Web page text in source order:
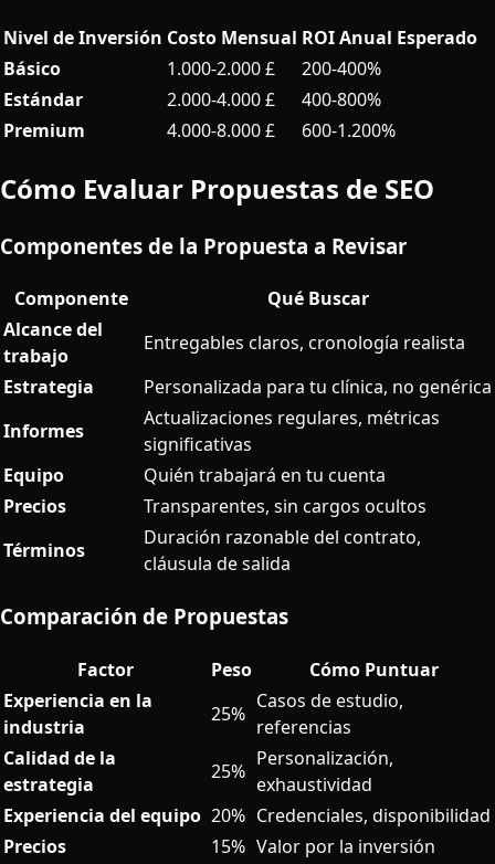
Nivel de Inversión Costo Mensual ROI Anual Esperado
Básico
1.000-2.000 £
200-400%
Estándar
2.000-4.000 £
400-800%
Premium
4.000-8.000 £ 600-1.200%
Cómo Evaluar Propuestas de SEO
Componentes de la Propuesta a Revisar
Componente
Qué Buscar
Alcance del
trabajo
Entregables claros, cronología realista
Estrategia
Personalizada para tu clínica, no genérica
Informes
Actualizaciones regulares, métricas
significativas
Equipo
Quién trabajará en tu cuenta
Precios
Transparentes, sin cargos ocultos
Términos
Duración razonable del contrato,
cláusula de salida
Comparación de Propuestas
Factor Peso
Cómo Puntuar
Experiencia en la
industria
25%
Casos de estudio,
referencias
Calidad de la
estrategia
25%
Personalización,
exhaustividad
Experiencia del equipo 20% Credenciales, disponibilidad
Precios
15% Valor por la inversión